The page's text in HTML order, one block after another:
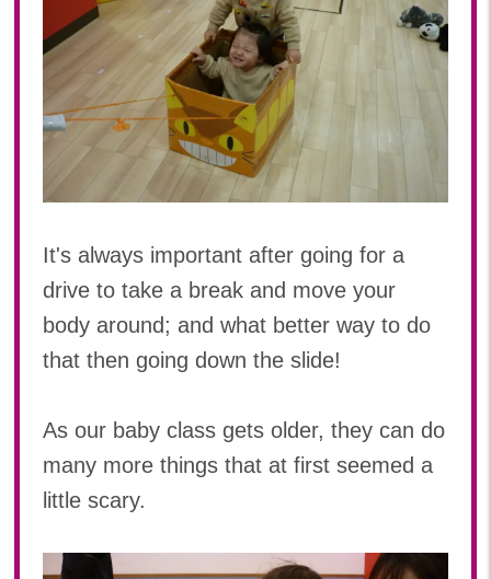
2019年 12月(20)
2019年 11月(20)
2019年 10月(21)
2019年 09月(17)
2019年 08月(20)
2019年 06月(20)
2019年 03月(11)
2019年 02月(12)
2018
2018年 12月(12)
2018年 11月(18)
2018年 09月(15)
It's always important after going for a
drive to take a break and move your
body around; and what better way to do
that then going down the slide!
As our baby class gets older, they can do
many more things that at first seemed a
little scary.